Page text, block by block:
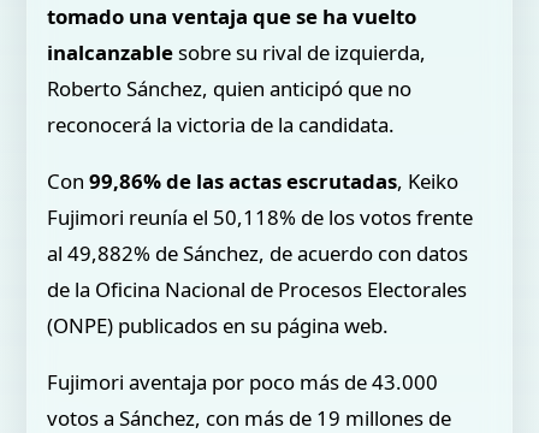
tomado una ventaja que se ha vuelto
inalcanzablesobre su rival de izquierda,
Roberto Sánchez, quien anticipó que no
reconocerá la victoria de la candidata.
Con99,86% de las actas escrutadas, Keiko
Fujimori reunía el 50,118% de los votos frente
al 49,882% de Sánchez, de acuerdo con datos
de la Oficina Nacional de Procesos Electorales
(ONPE) publicados en su página web.
Fujimori aventaja por poco más de 43.000
votos a Sánchez, con más de 19 millones de